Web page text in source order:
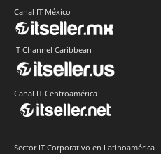
Canal IT México
IT Channel Caribbean
Canal IT Centroamérica
Sector IT Corporativo en Latinoamérica